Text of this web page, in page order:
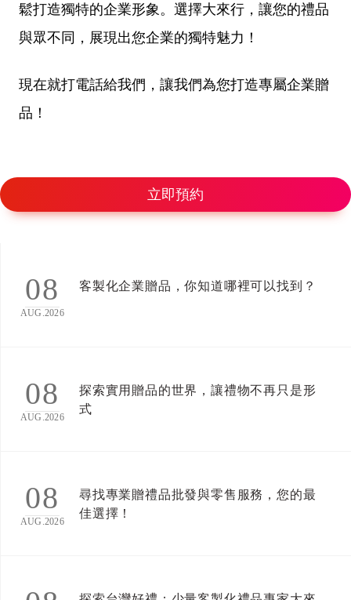
鬆打造獨特的企業形象。選擇大來行，讓您的禮品
與眾不同，展現出您企業的獨特魅力！
現在就打電話給我們，讓我們為您打造專屬企業贈
品！
立即預約
08
AUG.2026
客製化企業贈品，你知道哪裡可以找到？
08
AUG.2026
探索實用贈品的世界，讓禮物不再只是形
式
08
AUG.2026
尋找專業贈禮品批發與零售服務，您的最
佳選擇！